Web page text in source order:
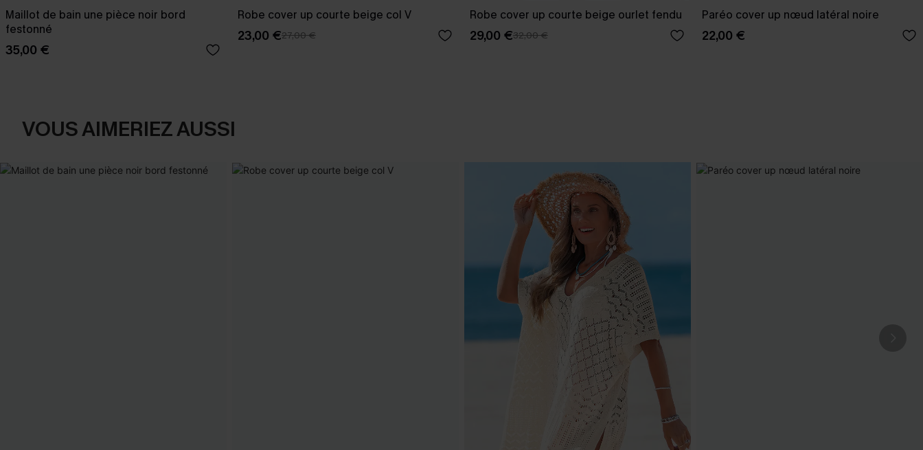
Maillot de bain une pièce noir bord
festonné
35,00 €
Robe cover up courte beige col V
23,00 €27,00 €
Robe cover up courte beige ourlet fendu
29,00 €32,00 €
Paréo cover up nœud latéral noire
22,00 €
VOUS AIMERIEZ AUSSI